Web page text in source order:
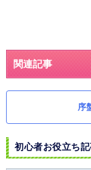
関連記事
序
初心者お役立ち